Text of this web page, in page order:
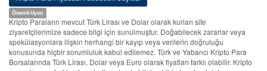
Önemli Uyarı
Kripto Paraların mevcut Türk Lirası ve Dolar olarak kurları site
ziyaretçilerimize sadece bilgi için sunulmuştur. Doğabilecek zararlar veya
spekülasyonlara ilişkin herhangi bir kayıp veya verilerin doğruluğu
konusunda hiçbir sorumluluk kabul edilemez. Türk ve Yabancı Kripto Para
Borsalarında Türk Lirası, Dolar veya Euro olarak fiyatları farklı olabilir. Kripto